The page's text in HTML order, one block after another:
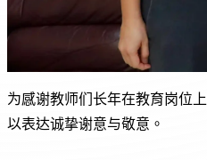
为感谢教师们长年在教育岗位
以表达诚挚谢意与敬意。